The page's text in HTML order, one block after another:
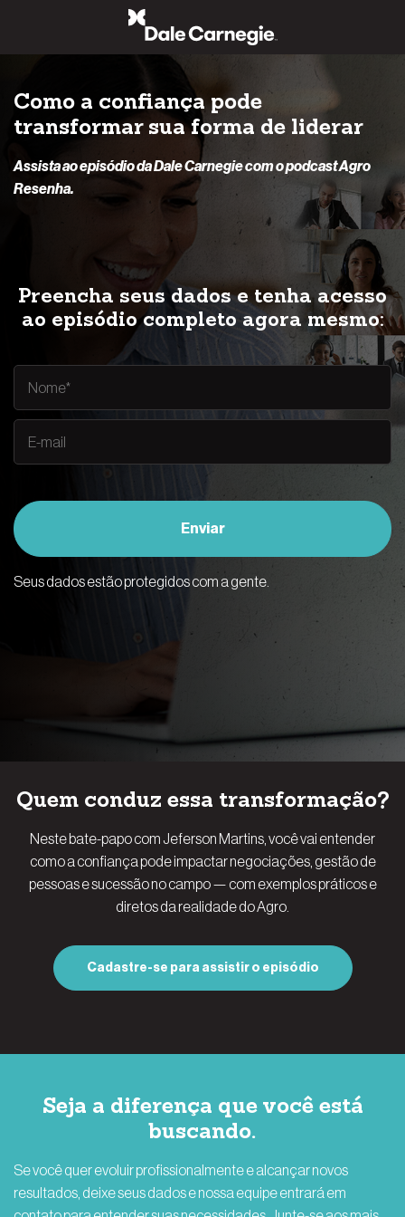
o
Como a confiança pode
transformar sua forma de liderar
Assista ao episódio da Dale Carnegie com o podcast Agro
Resenha.
Preencha seus dados e tenha acesso
ao episódio completo agora mesmo:
Enviar
Seus dados estão protegidos com a gente.
Quem conduz essa transformação?
Neste bate-papo com Jeferson Martins, você vai entender
como a confiança pode impactar negociações, gestão de
pessoas e sucessão no campo — com exemplos práticos e
diretos da realidade do Agro.
Cadastre-se para assistir o episódio
Seja a diferença que você está
buscando.
Se você quer evoluir profissionalmente e alcançar novos
resultados, deixe seus dados e nossa equipe entrará em